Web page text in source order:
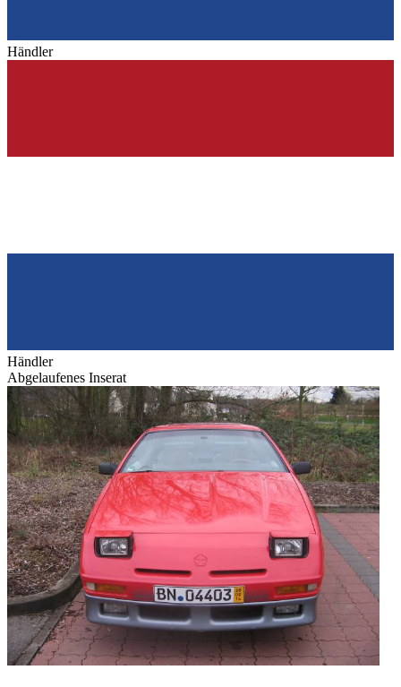
Händler
Händler
Abgelaufenes Inserat